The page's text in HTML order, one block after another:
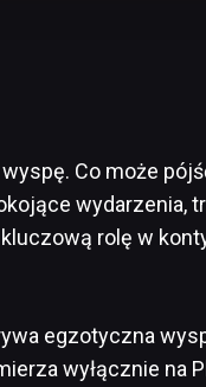
Co może
wydarzenia,
rolę w
egzotyczna
wyłącznie na